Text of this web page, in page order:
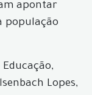
apontar
população
Lopes,